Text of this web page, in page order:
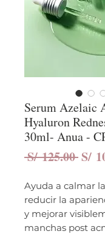
Serum Azelaic
Hyaluron
30ml- Anua -
S/ 125.00 S/
Ayuda a calmar
reducir la
y mejorar
manchas post